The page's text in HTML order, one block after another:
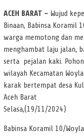
ACEH BARAT – Wujud
Binaan, Babinsa Koramil
warga memotong dan
menghambat laju jalan,
serta pejalan kaki.
wilayah Kecamatan
karak bertempat desa
Aceh Barat
Selasa,(19/11/2024)
Babinsa Koramil 10/